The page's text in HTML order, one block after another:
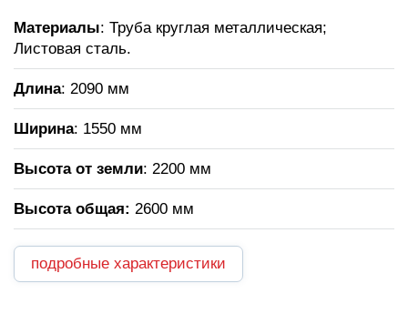
Материалы: Труба круглая металлическая;
Листовая сталь.
Длина: 2090 мм
Ширина: 1550 мм
Высота от земли: 2200 мм
Высота общая: 2600 мм
подробные характеристики